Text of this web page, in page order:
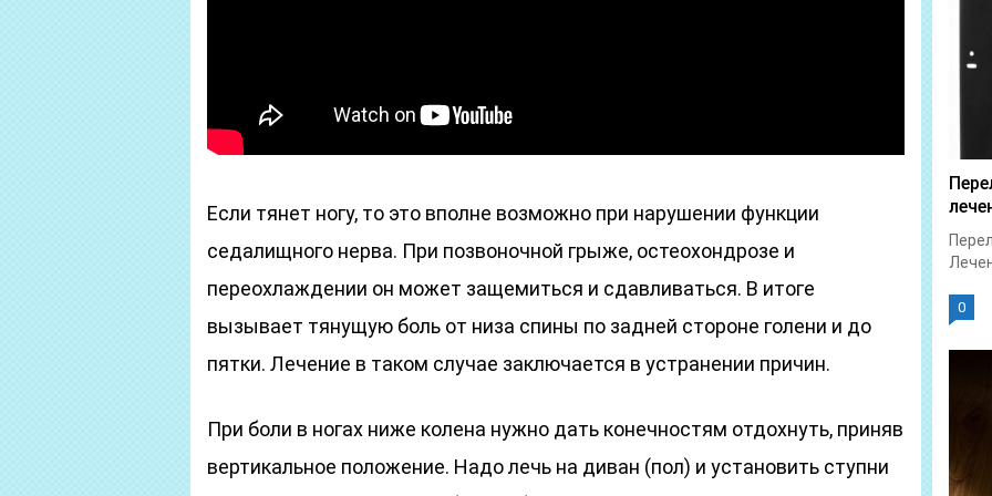
Если тянет ногу, то это вполне возможно при нарушении функции
седалищного нерва. При позвоночной грыже, остеохондрозе и
переохлаждении он может защемиться и сдавливаться. В итоге
вызывает тянущую боль от низа спины по задней стороне голени и до
пятки. Лечение в таком случае заключается в устранении причин.
При боли в ногах ниже колена нужно дать конечностям отдохнуть, приняв
вертикальное положение. Надо лечь на диван (пол) и установить ступни
0